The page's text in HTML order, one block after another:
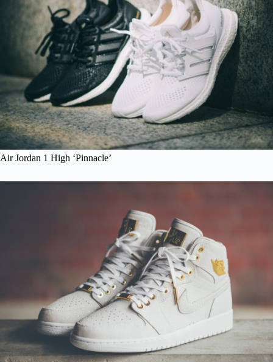
Air Jordan 1 High ‘Pinnacle’